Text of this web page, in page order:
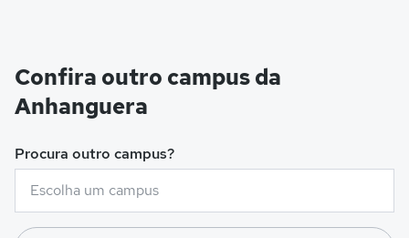
Confira outro campus da
Anhanguera
Procura outro campus?